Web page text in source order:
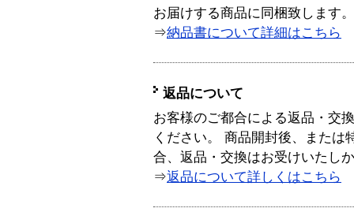
お届けする商品に同梱致します。
⇒納品書について詳細はこちら
返品について
お客様のご都合による返品・交
ください。 商品開封後、または
合、返品・交換はお受けいたし
⇒返品について詳しくはこちら